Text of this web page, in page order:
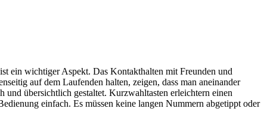
ein wichtiger Aspekt. Das Kontakthalten mit Freunden und
auf dem Laufenden halten, zeigen, dass man aneinander
übersichtlich gestaltet. Kurzwahltasten erleichtern einen
einfach. Es müssen keine langen Nummern abgetippt oder